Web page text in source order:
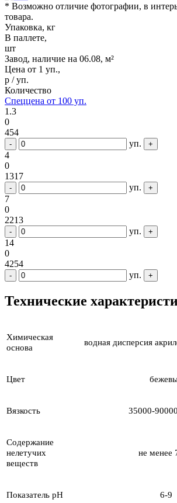
* Возможно отличие фотографии, в
товара.
Упаковка, кг
В паллете,
шт
Завод, наличие на 06.08, м²
Цена от 1 уп.,
р / уп.
Количество
Спеццена от 100 уп.
1.3
0
454
- уп. +
4
0
1317
- уп. +
7
0
2213
- уп. +
14
0
4254
- уп. +
Технические
Химическая
основа
водная дисперсия
Цвет
Вязкость 35000-
Содержание
нелетучих
веществ
не менее
Показатель pH 6-9